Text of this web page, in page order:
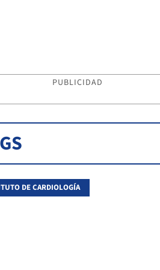
PUBLICIDAD
DE CARDIOLOGÍA